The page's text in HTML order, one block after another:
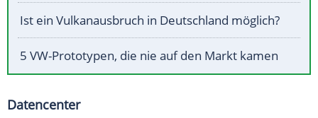
Ist ein Vulkanausbruch in Deutschland möglich?
5 VW-Prototypen, die nie auf den Markt kamen
Datencenter